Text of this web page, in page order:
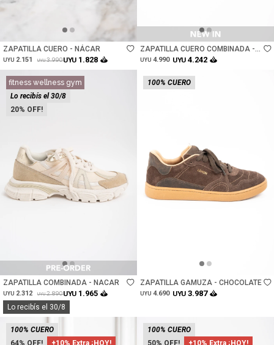
ZAPATILLA CUERO - NÁCAR
UYU 2.151 UYU 3.990UYU 1.828
Talle
ZAPATILLA CUERO COMBINADA -
CHOCOLATE
UYU 4.990 UYU 4.242
20
fitness wellness gym
Lo recibís el 30/8
Talle
ZAPATILLA COMBINADA - NACAR
UYU 2.312 UYU 2.890UYU 1.965
Lo recibís el 30/8
100% CUERO
ZAPATILLA GAMUZA - CHOCOLATE
UYU 4.690 UYU 3.987
64 +10% Extra ¡HOY!
100% CUERO
50 +10% Extra ¡HOY!
100% CUERO